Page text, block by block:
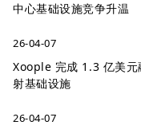
中心基础设施竞争升温
26-04-07
Xoople 完成 1.3 亿美
射基础设施
26-04-07